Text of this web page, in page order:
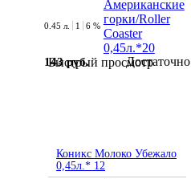
Быстрый просмотр
0.45 л. 1 6 %
143 руб. Достаточно
Коникс Молоко Убежало
0,45л.* 12